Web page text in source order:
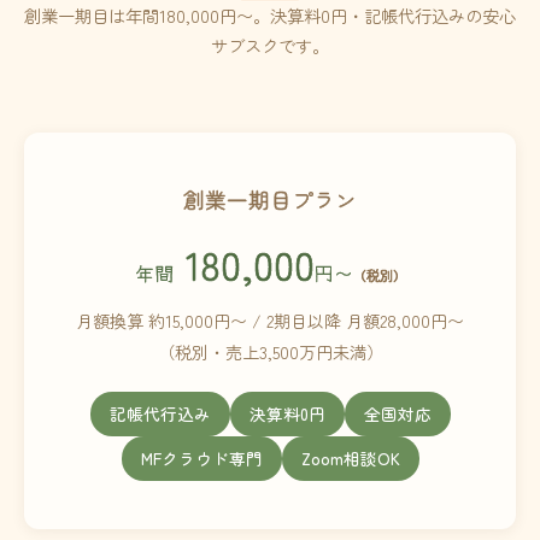
創業一期目は年間180,000円〜。決算料0円・記帳代行込みの安心
サブスクです。
創業一期目プラン
年間 180,000円〜 （税別）
月額換算 約15,000円〜 / 2期目以降 月額28,000円〜
（税別・売上3,500万円未満）
記帳代行込み 決算料0円
全国対応
MFクラウド専門
Zoom相談OK